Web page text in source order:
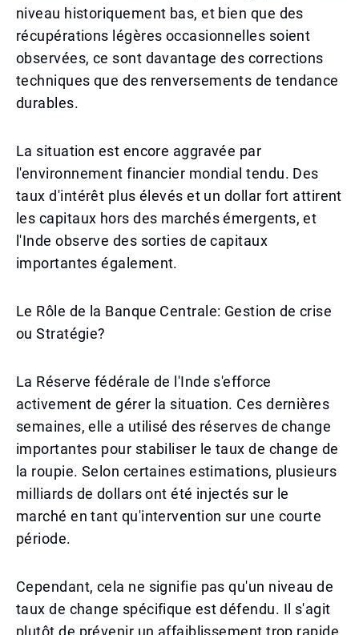
niveau historiquement bas, et bien que des
récupérations légères occasionnelles soient
observées, ce sont davantage des corrections
techniques que des renversements de tendance
durables.
La situation est encore aggravée par
l'environnement financier mondial tendu. Des
taux d'intérêt plus élevés et un dollar fort attirent
les capitaux hors des marchés émergents, et
l'Inde observe des sorties de capitaux
importantes également.
Le Rôle de la Banque Centrale: Gestion de crise
ou Stratégie?
La Réserve fédérale de l'Inde s'efforce
activement de gérer la situation. Ces dernières
semaines, elle a utilisé des réserves de change
importantes pour stabiliser le taux de change de
la roupie. Selon certaines estimations, plusieurs
milliards de dollars ont été injectés sur le
marché en tant qu'intervention sur une courte
période.
Cependant, cela ne signifie pas qu'un niveau de
taux de change spécifique est défendu. Il s'agit
plutôt de prévenir un affaiblissement trop rapide